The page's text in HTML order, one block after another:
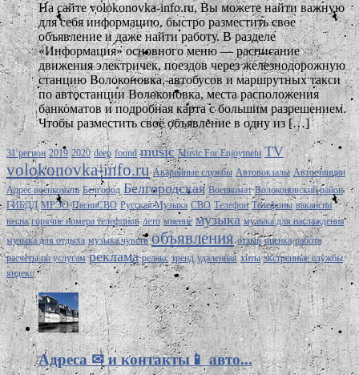
На сайте volokonovka-info.ru, Вы можете найти важную
для себя информацию, быстро разместить свое
объявление и даже найти работу. В разделе
«Информация» основного меню — расписание
движения электричек, поездов через железнодорожную
станцию Волоконовка, автобусов и маршрутных такси
по автостанции Волоконовка, места расположения
банкоматов и подробная карта с большим разрешением.
Чтобы разместить своё объявление в одну из […]
31 регион 2019 2020 deep found music Music For Enjoyment TV
volokonovka-info.ru Аварийные службы Автовокзалы Автостанции
Адрес военкомата Белгород Белгородская Военкомат Волоконовский район
ГИБДД МРЭО ПесниСВО Русская Музыка СВО Телефон Телефоны вакансии
весна горячие номера телефонов лето мнение музыка музыка для наслаждения
музыка для отдыха музыка чувств объявления отзыв оценка работа
расчеты по услугам реклама релакс тренд удаленная хиты экстренные службы
яндекс
Адреса ✉ и контакты📱 авто...